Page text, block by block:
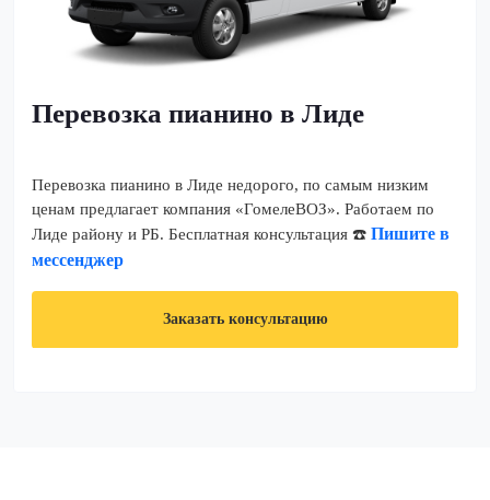
Перевозка пианино в Лиде
Перевозка пианино в Лиде недорого, по самым низким
ценам предлагает компания «ГомелеВОЗ». Работаем по
Лиде району и РБ. Бесплатная консультация ☎️ Пишите в
мессенджер
Заказать консультацию